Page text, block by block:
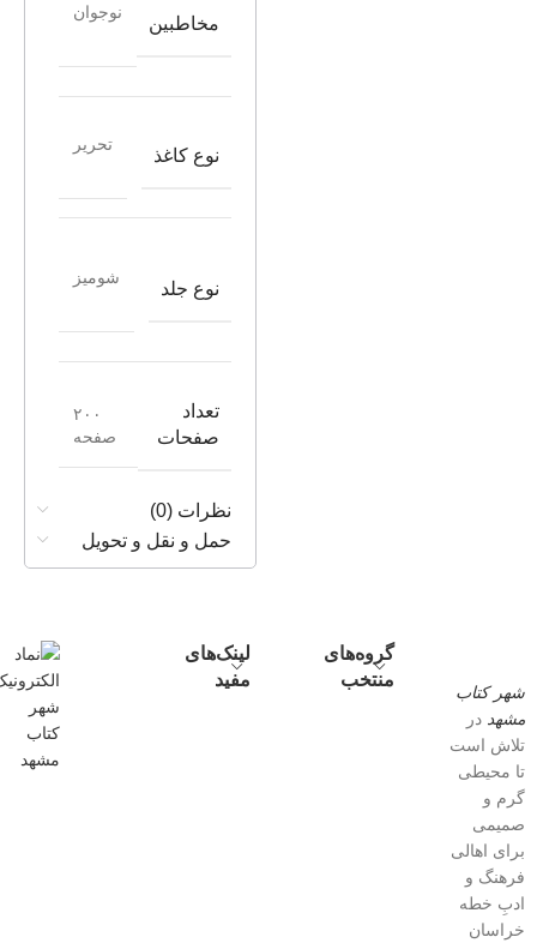
مخاطبین
نوجوان
نوع کاغذ
تحریر
نوع جلد
شومیز
تعداد
صفحات
۲۰۰
صفحه
نظرات (0)
حمل و نقل و تحویل
شهر کتاب
مشهد در
تلاش است
تا محیطی
گرم و
صمیمی
برای اهالی
فرهنگ و
ادبِ خطه
خراسان
گروه‌های
منتخب
لینک‌های
مفید